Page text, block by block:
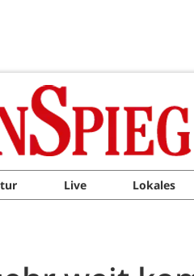
Live Lokales